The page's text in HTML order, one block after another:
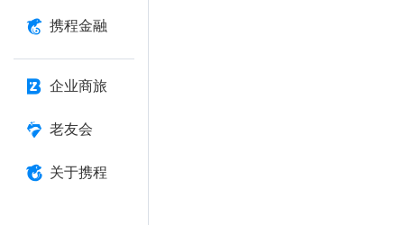
携程金融
企业商旅
老友会
关于携程